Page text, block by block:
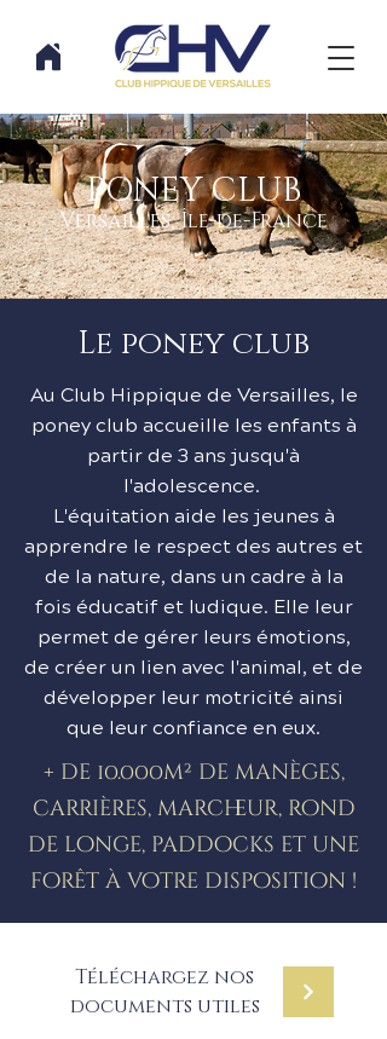
PONEY CLUB
Versailles, Île-de-France
Le poney club
Au Club Hippique de Versailles, le
poney club accueille les enfants à
partir de 3 ans jusqu'à
l'adolescence.
L'équitation aide les jeunes à
apprendre le respect des autres et
de la nature, dans un cadre à la
fois éducatif et ludique. Elle leur
permet de gérer leurs émotions,
de créer un lien avec l'animal, et de
développer leur motricité ainsi
que leur confiance en eux.
+ de 10.000m² de manèges,
carrières, marcheur, rond
de longe, paddocks et une
forêt à votre disposition !
Téléchargez nos
documents utiles